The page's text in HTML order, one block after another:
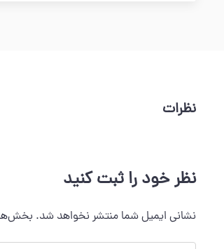
نظرات
نظر خود را ثبت کنید
نشانی ایمیل شما منتشر نخواهد شد.